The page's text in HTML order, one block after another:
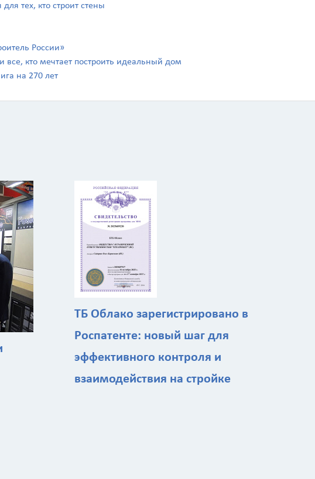
тех, кто строит стены
России»
кто мечтает построить идеальный дом
на 270 лет
ТБ Облако зарегистрировано в
Роспатенте: новый шаг для
эффективного контроля и
взаимодействия на стройке